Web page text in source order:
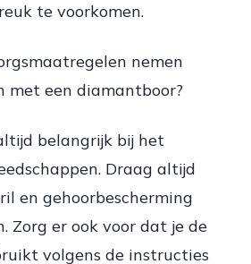
te voorkomen.
nemen
met een diamantboor?
belangrijk bij het
Draag altijd
en gehoorbescherming
Zorg er ook voor dat je de
volgens de instructies